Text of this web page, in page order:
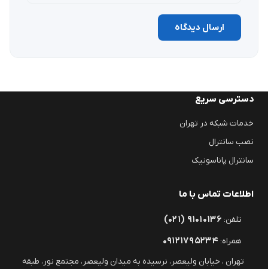
ارسال دیدگاه
دسترسی سریع
خدمات شبکه در تهران
نصب سانترال
سانترال پاناسونیک
اطلاعات تماس با ما
تلفن: (۰۲۱) ۹۱۰۱۰۱۳۶
همراه: ۰۹۱۲۱۷۹۵۲۳۴
تهران ، خیابان ولیعصر، نرسیده به میدان ولیعصر، مجتمع نور، طبقه